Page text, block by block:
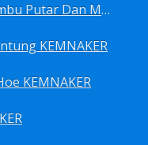
Sertifikasi Crane/Keran Sumbu Putar Dan Mesin Pancang KEMNAKER
KEMNAKER
KEMNAKER